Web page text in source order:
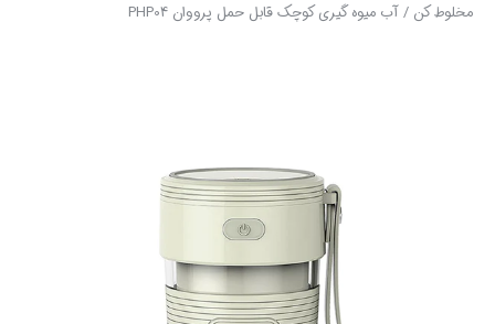
مخلوط کن / آب میوه گیری کوچک قابل حمل پرووان PHP04